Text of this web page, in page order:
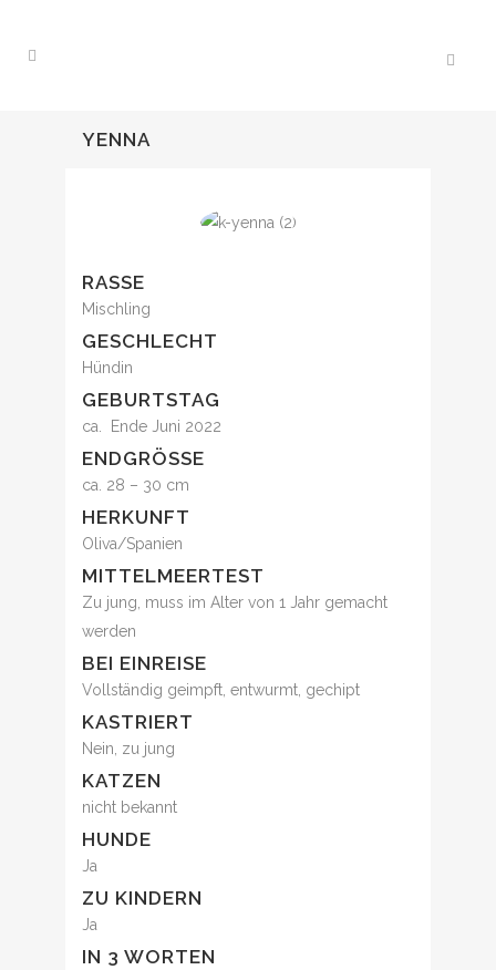
YENNA
RASSE
Mischling
GESCHLECHT
Hündin
GEBURTSTAG
ca. Ende Juni 2022
ENDGRÖSSE
ca. 28 – 30 cm
HERKUNFT
Oliva/Spanien
MITTELMEERTEST
Zu jung, muss im Alter von 1 Jahr gemacht
werden
BEI EINREISE
Vollständig geimpft, entwurmt, gechipt
KASTRIERT
Nein, zu jung
KATZEN
nicht bekannt
HUNDE
Ja
ZU KINDERN
Ja
IN 3 WORTEN